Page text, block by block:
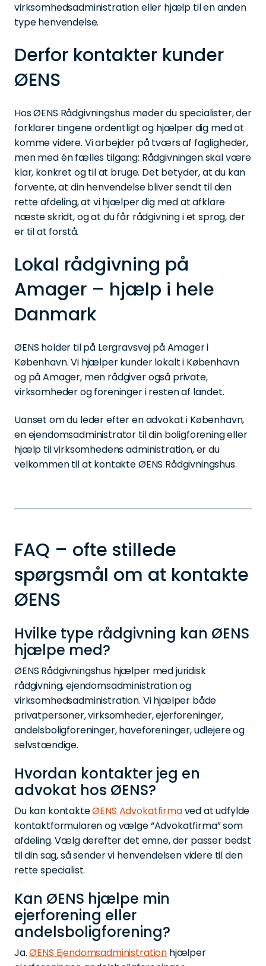
virksomhedsadministration eller hjælp til en anden
type henvendelse.
Derfor kontakter kunder
ØENS
Hos ØENS Rådgivningshus møder du specialister, der
forklarer tingene ordentligt og hjælper dig med at
komme videre. Vi arbejder på tværs af fagligheder,
men med én fælles tilgang: Rådgivningen skal være
klar, konkret og til at bruge. Det betyder, at du kan
forvente, at din henvendelse bliver sendt til den
rette afdeling, at vi hjælper dig med at afklare
næste skridt, og at du får rådgivning i et sprog, der
er til at forstå.
Lokal rådgivning på
Amager – hjælp i hele
Danmark
ØENS holder til på Lergravsvej på Amager i
København. Vi hjælper kunder lokalt i København
og på Amager, men rådgiver også private,
virksomheder og foreninger i resten af landet.
Uanset om du leder efter en advokat i København,
en ejendomsadministrator til din boligforening eller
hjælp til virksomhedens administration, er du
velkommen til at kontakte ØENS Rådgivningshus.
FAQ – ofte stillede
spørgsmål om at kontakte
ØENS
Hvilke type rådgivning kan ØENS
hjælpe med?
ØENS Rådgivningshus hjælper med juridisk
rådgivning, ejendomsadministration og
virksomhedsadministration. Vi hjælper både
privatpersoner, virksomheder, ejerforeninger,
andelsboligforeninger, haveforeninger, udlejere og
selvstændige.
Hvordan kontakter jeg en
advokat hos ØENS?
Du kan kontakteØENS Advokatfirmaved at udfylde
kontaktformularen og vælge “Advokatfirma” som
afdeling. Vælg derefter det emne, der passer bedst
til din sag, så sender vi henvendelsen videre til den
rette specialist.
Kan ØENS hjælpe min
ejerforening eller
andelsboligforening?
Ja.ØENS Ejendomsadministration hjælper